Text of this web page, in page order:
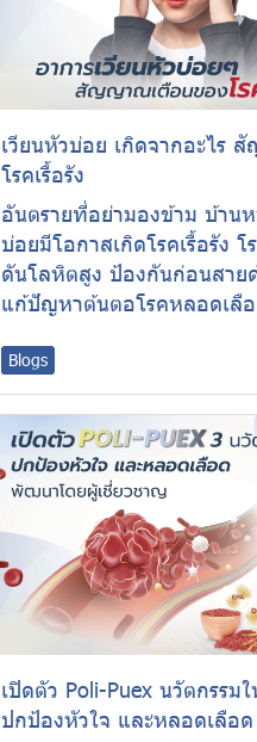
เวียนหัวบ่อย เกิดจากอะไร
โรคเรื้อรัง
อันตรายที่อย่ามองข้าม บ้าน
บ่อยมีโอกาสเกิดโรคเรื้อรัง โ
ดันโลหิตสูง ป้องกันก่อนสาย
แก้ปัญหาต้นตอโรคหลอดเลื
Blogs
เปิดตัว Poli-Puex นวัตกรรม
ปกป้องหัวใจ และหลอดเลือด